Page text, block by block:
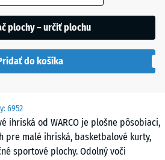
6952
ihriská od WARCO je plošne pôsobiaci,
pre malé ihriská, basketbalové kurty,
sportové plochy. Odolný voči
plochy – určiť plochu
do košíka